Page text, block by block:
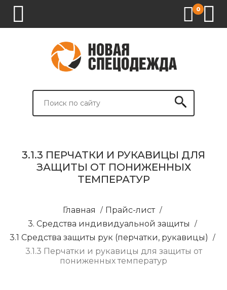
0
СПЕЦОДЕЖДА
СПЕЦОБУВЬ
СРЕДСТВА
ВСПОМОГАТЕЛЬНЫЕ
БРЕНДИРОВАНИЕ
3.1.3 ПЕРЧАТКИ И РУКАВИЦЫ ДЛЯ
ЗАЩИТЫ ОТ ПОНИЖЕННЫХ
ТЕМПЕРАТУР
Главная / Прайс-лист /
3. Средства индивидуальной защиты /
3.1 Средства защиты рук (перчатки, рукавицы) /
3.1.3 Перчатки и рукавицы для защиты от
пониженных температур